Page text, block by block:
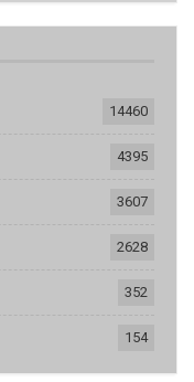
14460
4395
3607
2628
352
154